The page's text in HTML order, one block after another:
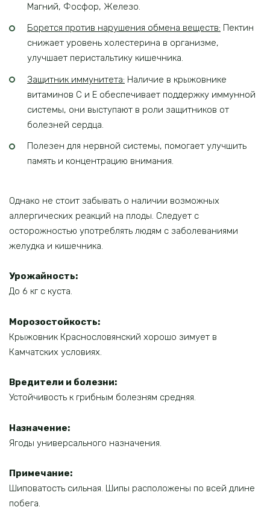
Магний, Фосфор, Железо.
Борется против нарушения обмена веществ: Пектин
снижает уровень холестерина в организме,
улучшает перистальтику кишечника.
Защитник иммунитета: Наличие в крыжовнике
витаминов С и Е обеспечивает поддержку иммунной
системы, они выступают в роли защитников от
болезней сердца.
Полезен для нервной системы, помогает улучшить
память и концентрацию внимания.
Однако не стоит забывать о наличии возможных
аллергических реакций на плоды. Следует с
осторожностью употреблять людям с заболеваниями
желудка и кишечника.
Урожайность:
До 6 кг с куста.
Морозостойкость:
Крыжовник Краснословянский хорошо зимует в
Камчатских условиях.
Вредители и болезни:
Устойчивость к грибным болезням средняя.
Назначение:
Ягоды универсального назначения.
Примечание:
Шиповатость сильная. Шипы расположены по всей длине
побега.